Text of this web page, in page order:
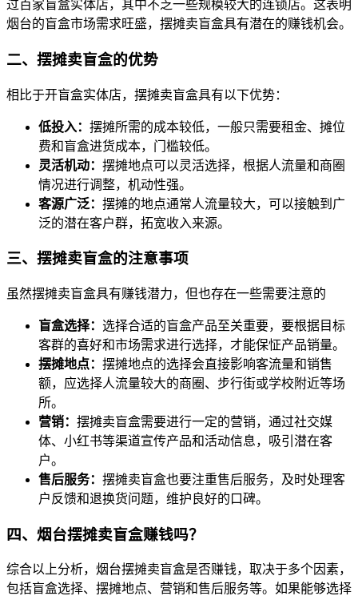
过百家盲盒实体店，其中不乏一些规模较大的连锁店。这表明
烟台的盲盒市场需求旺盛，摆摊卖盲盒具有潜在的赚钱机会。
二、摆摊卖盲盒的优势
相比于开盲盒实体店，摆摊卖盲盒具有以下优势：
低投入： 摆摊所需的成本较低，一般只需要租金、摊位
费和盲盒进货成本，门槛较低。
灵活机动： 摆摊地点可以灵活选择，根据人流量和商圈
情况进行调整，机动性强。
客源广泛： 摆摊的地点通常人流量较大，可以接触到广
泛的潜在客户群，拓宽收入来源。
三、摆摊卖盲盒的注意事项
虽然摆摊卖盲盒具有赚钱潜力，但也存在一些需要注意的
盲盒选择： 选择合适的盲盒产品至关重要，要根据目标
客群的喜好和市场需求进行选择，才能保怔产品销量。
摆摊地点： 摆摊地点的选择会直接影响客流量和销售
额，应选择人流量较大的商圈、步行街或学校附近等场
所。
营销： 摆摊卖盲盒需要进行一定的营销，通过社交媒
体、小红书等渠道宣传产品和活动信息，吸引潜在客
户。
售后服务： 摆摊卖盲盒也要注重售后服务，及时处理客
户反馈和退换货问题，维护良好的口碑。
四、烟台摆摊卖盲盒赚钱吗？
综合以上分析，烟台摆摊卖盲盒是否赚钱，取决于多个因素，
包括盲盒选择、摆摊地点、营销和售后服务等。如果能够选择